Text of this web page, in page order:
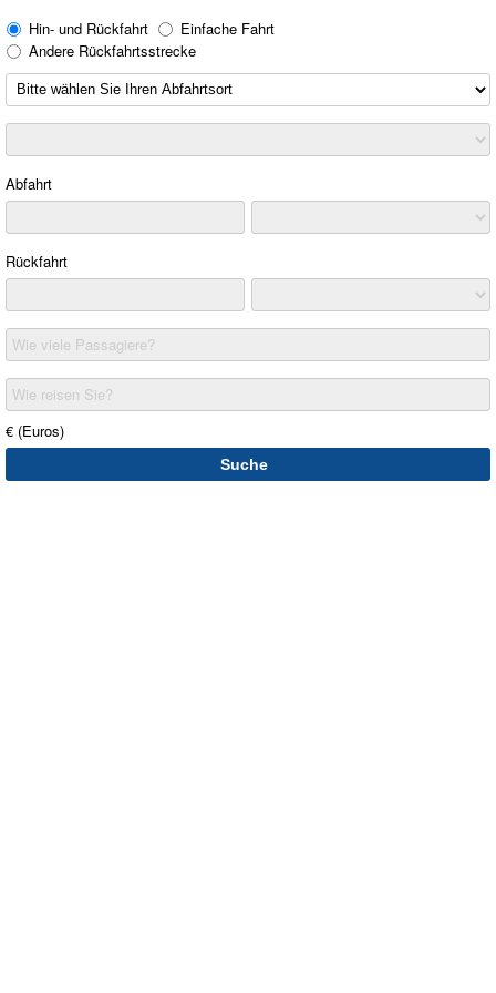
Hin- und Rückfahrt
Einfache Fahrt
Andere Rückfahrtsstrecke
Abfahrt
Rückfahrt
Wie viele Passagiere?
Wie reisen Sie?
€ (Euros)
Suche